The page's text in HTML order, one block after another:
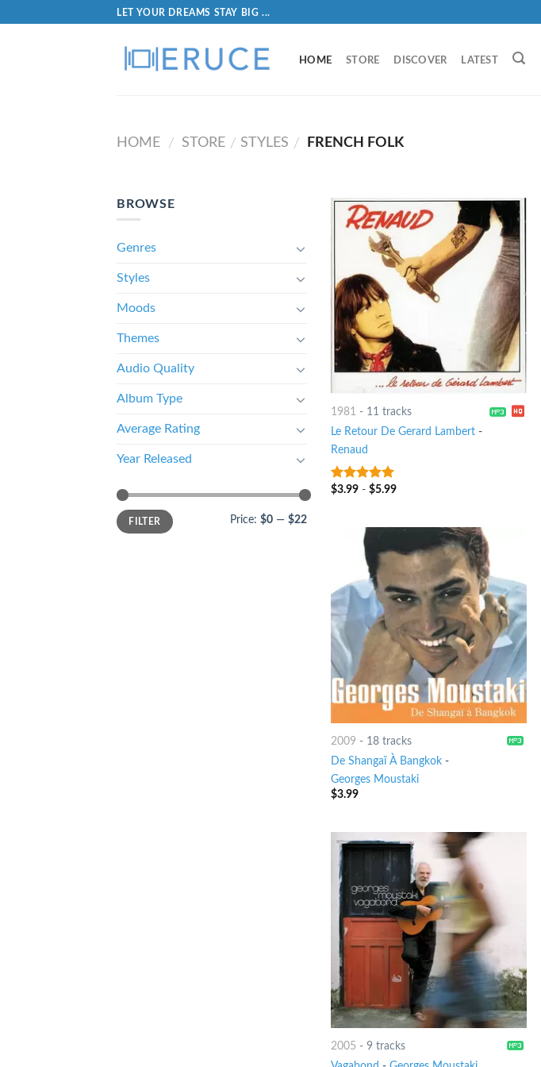
LET YOUR DREAMS STAY BIG ...
HOME STORE DISCOVER LATEST
HOME / STORE / STYLES / FRENCH FOLK
BROWSE
Genres
Styles
Moods
Themes
Audio Quality
Album Type
Average Rating
Year Released
FILTER Price: $0 — $22
1981 - 11 tracks
Le Retour De Gerard Lambert-
Renaud
7out of 5
$3.99- $5.99
2009 - 18 tracks
De Shangaï À Bangkok-
Georges Moustaki
$3.99
2005 - 9 tracks